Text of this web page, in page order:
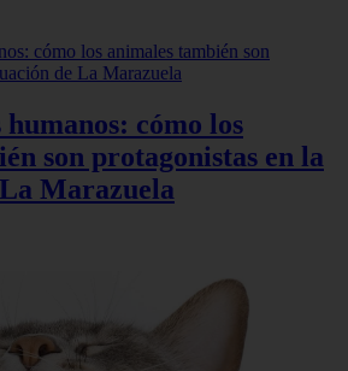
cómo los
son protagonistas en la
Marazuela